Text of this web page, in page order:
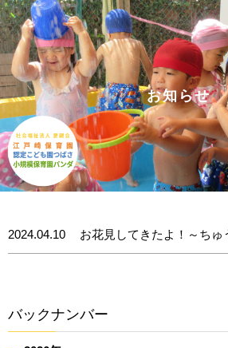
お知らせ
2024.04.10 お花見してきたよ！～ちゅ
バックナンバー